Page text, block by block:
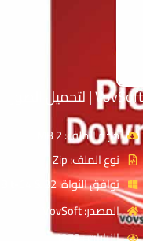
تحميل برنامج VovSoft Picture Downloader | لتحميل الصور
حجم الملف: 2 MB
نوع الملف: Zip
توافق النواة: 32 & 64-Bit
المصدر: VovSoft